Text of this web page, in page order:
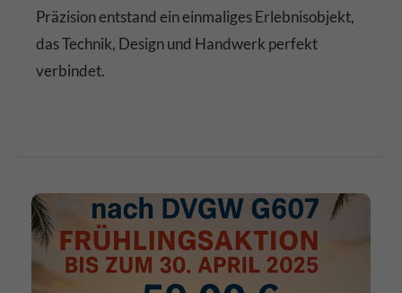
Präzision entstand ein einmaliges Erlebnisobjekt,
das Technik, Design und Handwerk perfekt
verbindet.